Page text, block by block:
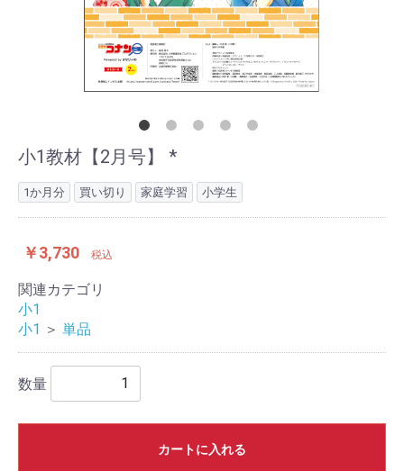
小1教材【2月号】 *
1か月分 買い切り 家庭学習 小学生
￥3,730 税込
関連カテゴリ
小1
小1 ＞ 単品
数量
カートに入れる